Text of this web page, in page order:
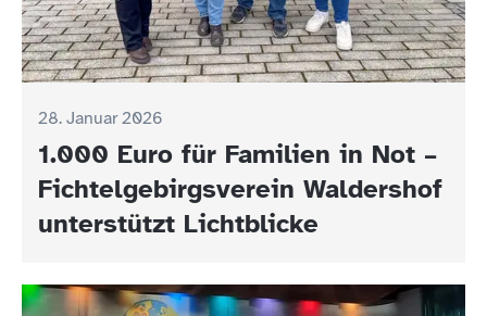
28. Januar 2026
1.000 Euro für Familien in Not –
Fichtelgebirgsverein Waldershof
unterstützt Lichtblicke